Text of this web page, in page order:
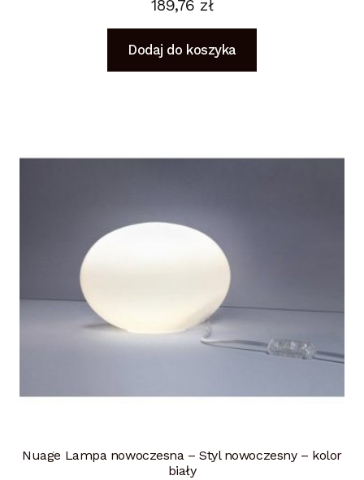
189,76 zł
Dodaj do koszyka
Nuage Lampa nowoczesna – Styl nowoczesny – kolor
biały